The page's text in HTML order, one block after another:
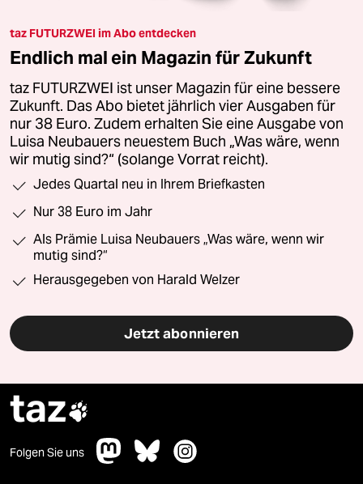
taz FUTURZWEI im Abo entdecken
Endlich mal ein Magazin für Zukunft
taz FUTURZWEI ist unser Magazin für eine bessere
Zukunft. Das Abo bietet jährlich vier Ausgaben für
nur 38 Euro. Zudem erhalten Sie eine Ausgabe von
Luisa Neubauers neuestem Buch „Was wäre, wenn
wir mutig sind?“ (solange Vorrat reicht).
Jedes Quartal neu in Ihrem Briefkasten
Nur 38 Euro im Jahr
Als Prämie Luisa Neubauers „Was wäre, wenn wir
mutig sind?“
Herausgegeben von Harald Welzer
Jetzt abonnieren
taz
Folgen Sie uns